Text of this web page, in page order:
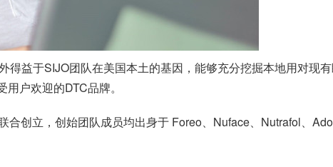
益于SIJO团队在美国本土的基因，能够充分挖掘本地用对现
户欢迎的DTC品牌。
创立，创始团队成员均出身于 Foreo、Nuface、Nutrafol、